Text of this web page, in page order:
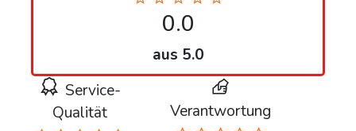
0.0
aus 5.0
Service-
Qualität
Verantwortung